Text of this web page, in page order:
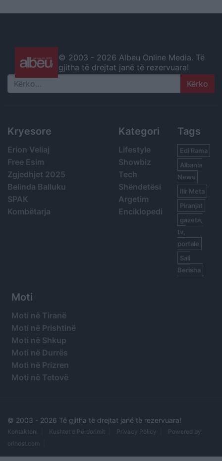
© 2003 - 2026 Albeu Online Media. Të
gjitha të drejtat janë të rezervuara!
Search
Kryesore
Erion Veliaj
Free Esim
Zgjedhjet 2025
Belinda Balluku
SPAK
Kombëtarja
Kategori
Lifestyle
Showbiz
Tech
Shëndetësi
Argetim
Enciklopedi
Tags
Edi Rama
Albania
News
Ilir Meta
Piranjat
gazeta,
tv,
portale
Sali
Berisha
Moti
Moti në Tiranë
Moti në Prishtinë
Moti në Shkup
Moti në Durrës
Moti në Prizren
Moti në Tetovë
© 2003 - 2026 Të gjitha të drejtat janë të rezervuara!
Kontaktoni Kushtet e Përdorimit Privacy Policy
Powered by:
orihost.com